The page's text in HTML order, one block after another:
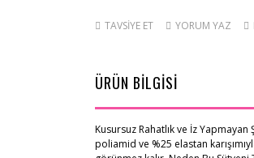
TAVSİYE ET YORUM YAZ
ÜRÜN BİLGİSİ
Kusursuz Rahatlık ve İz
poliamid ve %25 elastan